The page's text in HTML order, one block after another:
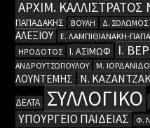
ΑΡΧΙΜ. ΚΑΛΛΙΣΤΡΑΤΟΣ
ΠΑΠΑΔΑΚΗΣ
ΒΟΥΛΗ Δ. ΣΟΛΩΜΟΣ
ΑΛΕΞΙΟΥ
Ε. ΛΑΜΠΙΘΙΑΝΑΚΗ-
ΗΡΟΔΟΤΟΣ Ι. ΑΣΙΜΩΦ Ι.
ΑΝΔΡΟΥΤΣΟΠΟΥΛΟΥ
Μ.
ΛΟΥΝΤΕΜΗΣ
Ν.
ΔΕΛΤΑ
ΣΥΛΛΟΓΙΚΟ
ΥΠΟΥΡΓΕΙΟ ΠΑΙΔΕΙΑΣ Φ.